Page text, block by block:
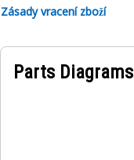
Zásady vracení zboží
Parts Diagrams